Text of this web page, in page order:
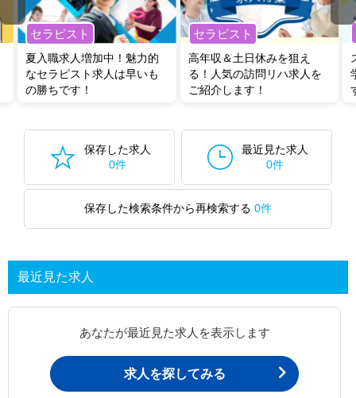
セラピスト
夏入職求人増加中！魅力的
なセラピスト求人は早いも
の勝ちです！
セラピスト
高年収＆土日休みを狙え
る！人気の訪問リハ求人を
ご紹介します！
保存した求人
0件
最近見た求人
0件
保存した検索条件から再検索する 0件
最近見た求人
あなたが最近見た求人を表示します
求人を探してみる